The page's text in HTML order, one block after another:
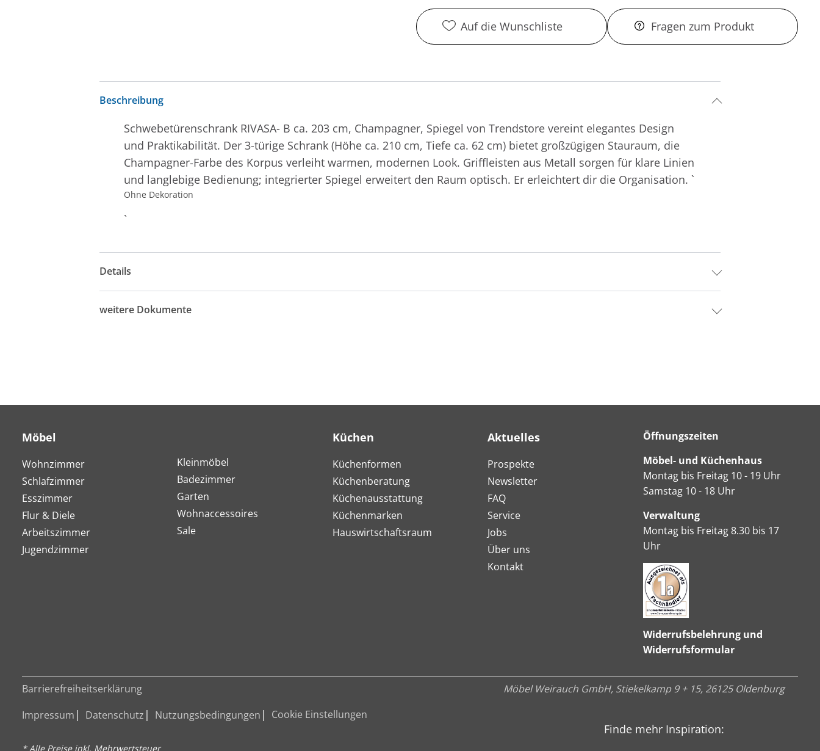
Auf die Wunschliste Fragen zum Produkt
Beschreibung
Schwebetürenschrank RIVASA- B ca. 203 cm, Champagner, Spiegel von Trendstore vereint elegantes Design
und Praktikabilität. Der 3-türige Schrank (Höhe ca. 210 cm, Tiefe ca. 62 cm) bietet großzügigen Stauraum, die
Champagner-Farbe des Korpus verleiht warmen, modernen Look. Griffleisten aus Metall sorgen für klare Linien
und langlebige Bedienung; integrierter Spiegel erweitert den Raum optisch. Er erleichtert dir die Organisation. `
Ohne Dekoration
`
Details
weitere Dokumente
Möbel
Wohnzimmer
Schlafzimmer
Esszimmer
Flur & Diele
Arbeitszimmer
Jugendzimmer
Kleinmöbel
Badezimmer
Garten
Wohnaccessoires
Sale
Küchen
Küchenformen
Küchenberatung
Küchenausstattung
Küchenmarken
Hauswirtschaftsraum
Aktuelles
Prospekte
Newsletter
FAQ
Service
Jobs
Über uns
Kontakt
Öffnungszeiten
Möbel- und Küchenhaus
Montag bis Freitag 10 - 19 Uhr
Samstag 10 - 18 Uhr
Verwaltung
Montag bis Freitag 8.30 bis 17
Uhr
Widerrufsbelehrung und
Widerrufsformular
Barrierefreiheitserklärung
Möbel Weirauch GmbH, Stiekelkamp 9 + 15, 26125 Oldenburg
Impressum
Datenschutz Nutzungsbedingungen Cookie Einstellungen
* Alle Preise inkl. Mehrwertsteuer
Finde mehr Inspiration: